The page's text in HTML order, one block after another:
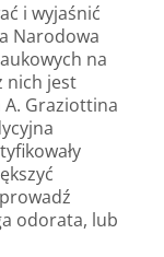
i wyjaśnić
Narodowa
na
nich jest
Graziottina
odorata, lub